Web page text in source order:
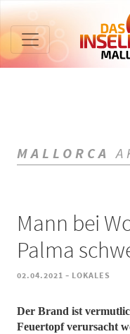
MALLORCA
Mann bei
Palma
02.04.2021 - LOKALES
Der Brand ist
Feuertopf verursacht